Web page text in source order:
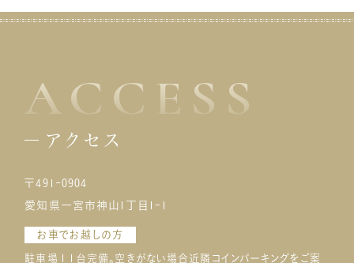
ACCESS
アクセス
〒491-0904
愛知県一宮市神山1丁目1-1
お車でお越しの方
駐車場１１台完備。空きがない場合近隣コインパーキングをご案